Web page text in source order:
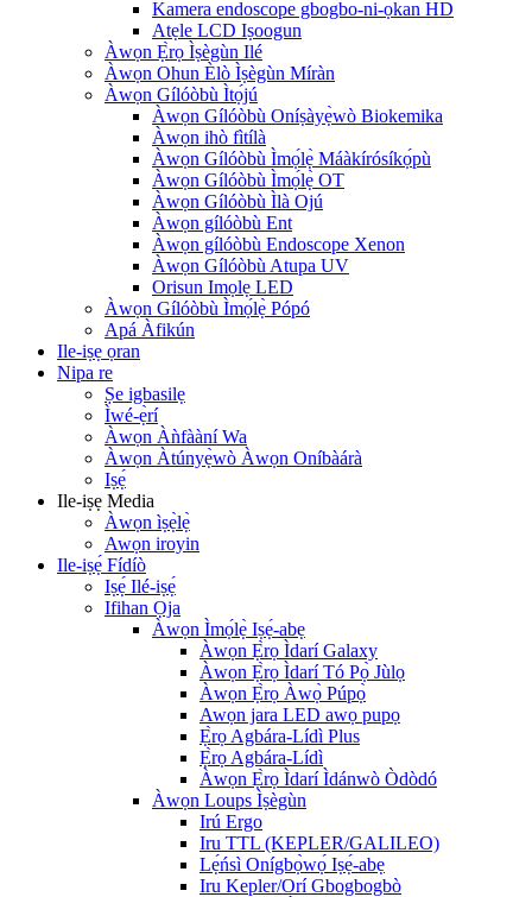
Kamera endoscope gbogbo-ni-ọkan HD
Atẹle LCD Iṣoogun
Àwọn Ẹ̀rọ Ìṣègùn Ilé
Àwọn Ohun Èlò Ìṣègùn Míràn
Àwọn Gílóòbù Ìtọ́jú
Àwọn Gílóòbù Oníṣàyẹ̀wò Biokemika
Àwọn ihò fìtílà
Àwọn Gílóòbù Ìmọ́lẹ̀ Máàkírósíkọ́pù
Àwọn Gílóòbù Ìmọ́lẹ̀ OT
Àwọn Gílóòbù Ìlà Ojú
Àwọn gílóòbù Ent
Àwọn gílóòbù Endoscope Xenon
Àwọn Gílóòbù Atupa UV
Orisun Imọlẹ LED
Àwọn Gílóòbù Ìmọ́lẹ̀ Pópó
Apá Àfikún
Ile-iṣẹ ọran
Nipa re
Ṣe igbasilẹ
Ìwé-ẹ̀rí
Àwọn Àǹfààní Wa
Àwọn Àtúnyẹ̀wò Àwọn Oníbàárà
Iṣẹ́
Ile-iṣẹ Media
Àwọn ìṣẹ̀lẹ̀
Awọn iroyin
Ile-iṣẹ́ Fídíò
Iṣẹ́ Ilé-iṣẹ́
Ifihan Ọja
Àwọn Ìmọ́lẹ̀ Iṣẹ́-abẹ
Àwọn Ẹ̀rọ Ìdarí Galaxy
Àwọn Ẹ̀rọ Ìdarí Tó Pọ̀ Jùlọ
Àwọn Ẹ̀rọ Àwọ̀ Púpọ̀
Awọn jara LED awọ pupọ
Ẹ̀rọ Agbára-Lídì Plus
Ẹ̀rọ Agbára-Lídì
Àwọn Ẹ̀rọ Ìdarí Ìdánwò Òdòdó
Àwọn Loups Ìṣègùn
Irú Ergo
Iru TTL (KEPLER/GALILEO)
Lẹ́ńsì Onígbọ̀wọ́ Iṣẹ́-abẹ
Iru Kepler/Orí Gbogbogbò